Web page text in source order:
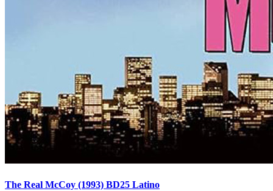
The Real McCoy (1993) BD25 Latino